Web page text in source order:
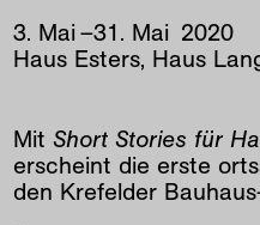
3. Mai –31 . Mai 2020
Haus Esters, Haus
MitShort Stories für
erscheint die erste
den Krefelder